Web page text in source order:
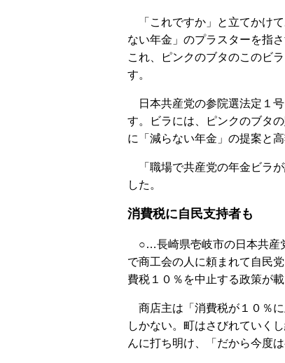
「これですか」と立てかけ
ない年金」のプラスターを指
これ、ピンクのブタのこのビ
す。
日本共産党の参院選法定１
す。ビラには、ピンクのブタ
に「減らない年金」の提案と
「職場で共産党の年金ビラ
した。
消費税に自民支持者も
○…長崎県壱岐市の日本共産
で商工会の人に頼まれて自民
費税１０％を中止する政策が載
商店主は「消費税が１０％
しかない。町はさびれていく
んに打ち明け、「だから今度